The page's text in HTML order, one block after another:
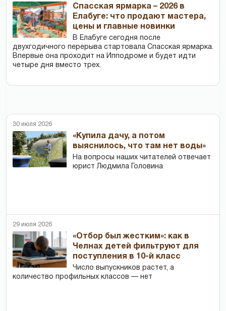
Спасская ярмарка – 2026 в
Елабуге: что продают мастера,
цены и главные новинки
В Елабуге сегодня после
двухгодичного перерыва стартовала Спасская ярмарка.
Впервые она проходит на Ипподроме и будет идти
четыре дня вместо трех.
30 июля 2026
«Купила дачу, а потом
выяснилось, что там нет воды»
На вопросы наших читателей отвечает
юрист Людмила Головина
29 июля 2026
«Отбор был жестким»: как в
Челнах детей фильтруют для
поступления в 10-й класс
Число выпускников растет, а
количество профильных классов — нет